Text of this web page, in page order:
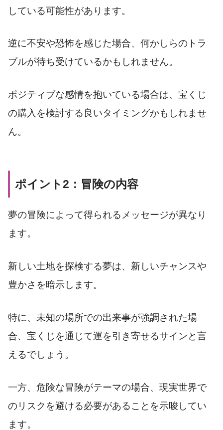
している可能性があります。
逆に不安や恐怖を感じた場合、何かしらのトラ
ブルが待ち受けているかもしれません。
ポジティブな感情を抱いている場合は、宝くじ
の購入を検討する良いタイミングかもしれませ
ん。
ポイント2：冒険の内容
夢の冒険によって得られるメッセージが異なり
ます。
新しい土地を探検する夢は、新しいチャンスや
豊かさを暗示します。
特に、未知の場所での出来事が強調された場
合、宝くじを通じて運を引き寄せるサインと言
えるでしょう。
一方、危険な冒険がテーマの場合、現実世界で
のリスクを避ける必要があることを示唆してい
ます。